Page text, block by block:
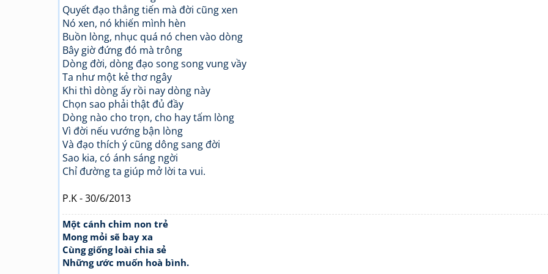
Quyết đạo thẳng tiến mà đời cũng xen
Nó xen, nó khiến mình hèn
Buồn lòng, nhục quá nó chen vào dòng
Bây giờ đứng đó mà trông
Dòng đời, dòng đạo song song vung vầy
Ta như một kẻ thơ ngây
Khi thì dòng ấy rồi nay dòng này
Chọn sao phải thật đủ đầy
Dòng nào cho trọn, cho hay tấm lòng
Vì đời nếu vướng bận lòng
Và đạo thích ý cũng dông sang đời
Sao kia, có ánh sáng ngời
Chỉ đường ta giúp mở lời ta vui.
P.K - 30/6/2013
Một cánh chim non trẻ
Mong mỏi sẽ bay xa
Cùng giống loài chia sẻ
Những ước muốn hoà bình.